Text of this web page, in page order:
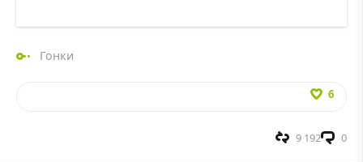
Гонки
6
0
9 192